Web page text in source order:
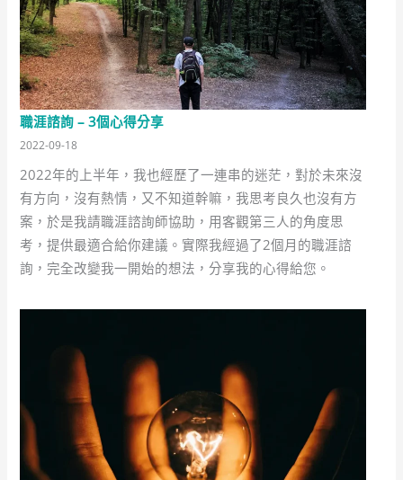
職涯諮詢 – 3個心得分享
2022-09-18
2022年的上半年，我也經歷了一連串的迷茫，對於未來沒
有方向，沒有熱情，又不知道幹嘛，我思考良久也沒有方
案，於是我請職涯諮詢師協助，用客觀第三人的角度思
考，提供最適合給你建議。實際我經過了2個月的職涯諮
詢，完全改變我一開始的想法，分享我的心得給您。